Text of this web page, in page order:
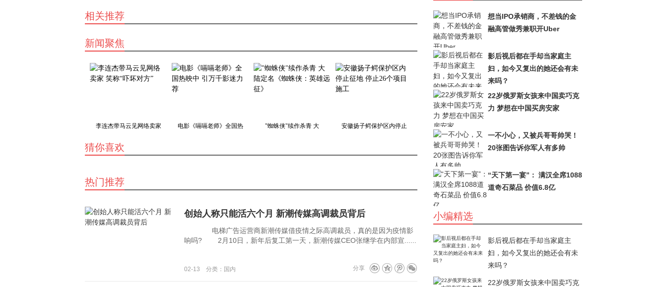
想当IPO承销商，不差钱的金
融高管做秀兼职开Uber
影后视后都在手却当家庭主
妇，如今又复出的她还会有未
来吗？
22岁俄罗斯女孩来中国卖巧克
力 梦想在中国买房安家
一不小心，又被兵哥哥帅哭！
20张图告诉你军人有多帅
“天下第一宴”： 满汉全席1088
道奇石菜品 价值6.8亿
小编精选
影后视后都在手却当家庭主
妇，如今又复出的她还会有未
来吗？
22岁俄罗斯女孩来中国卖巧克
相关推荐
新闻聚焦
李连杰带马云见网络卖家 电影《嗝嗝老师》全国热 "蜘蛛侠"续作杀青 大 安徽扬子鳄保护区内停止
猜你喜欢
热门推荐
创始人称只能活六个月 新潮传媒高调裁员背后
电梯广告运营商新潮传媒借疫情之际高调裁员，真的是因为疫情影
响吗? 2月10日，新年后复工第一天，新潮传媒CEO张继学在内部宣......
02-13 分类：国内 分享